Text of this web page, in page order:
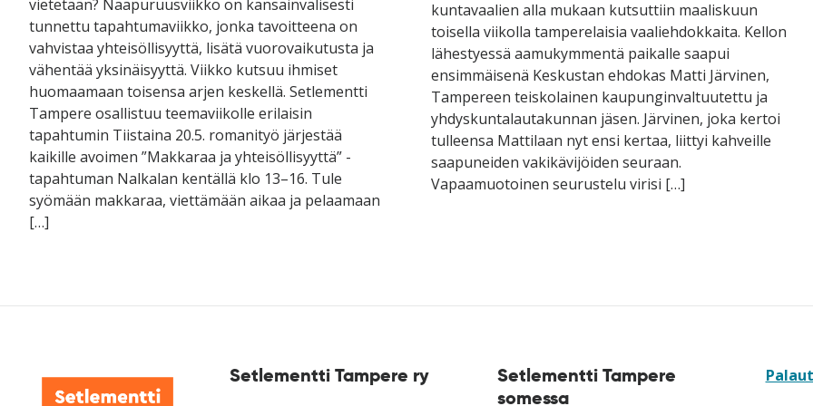
vietetään? Naapuruusviikko on kansainvälisesti
tunnettu tapahtumaviikko, jonka tavoitteena on
vahvistaa yhteisöllisyyttä, lisätä vuorovaikutusta ja
vähentää yksinäisyyttä. Viikko kutsuu ihmiset
huomaamaan toisensa arjen keskellä. Setlementti
Tampere osallistuu teemaviikolle erilaisin
tapahtumin Tiistaina 20.5. romanityö järjestää
kaikille avoimen ”Makkaraa ja yhteisöllisyyttä” -
tapahtuman Nalkalan kentällä klo 13–16. Tule
syömään makkaraa, viettämään aikaa ja pelaamaan
[…]
kuntavaalien alla mukaan kutsuttiin maaliskuun
toisella viikolla tamperelaisia vaaliehdokkaita. Kellon
lähestyessä aamukymmentä paikalle saapui
ensimmäisenä Keskustan ehdokas Matti Järvinen,
Tampereen teiskolainen kaupunginvaltuutettu ja
yhdyskuntalautakunnan jäsen. Järvinen, joka kertoi
tulleensa Mattilaan nyt ensi kertaa, liittyi kahveille
saapuneiden vakikävijöiden seuraan.
Vapaamuotoinen seurustelu virisi […]
Setlementti Tampere ry
Setlementti Tampere
somessa